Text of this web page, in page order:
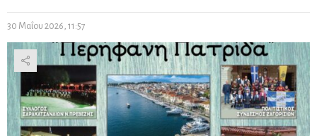
30 Μαΐου 2026, 11:57